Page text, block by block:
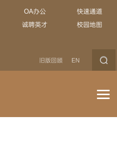
OA办公
快速通道
诚聘英才
校园地图
旧版回顾 EN